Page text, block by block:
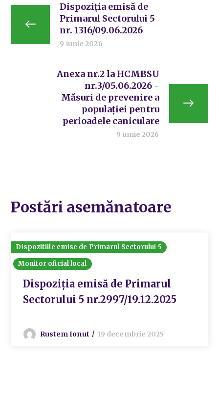
Dispoziția emisă de
Primarul Sectorului 5
nr. 1316/09.06.2026
9 iunie 2026
Anexa nr.2 la HCMBSU
nr.3/05.06.2026 -
Măsuri de prevenire a
populației pentru
perioadele caniculare
9 iunie 2026
Postări asemănatoare
Dispozitiile emise de Primarul Sectorului 5
Monitor oficial local
Dispoziția emisă de Primarul
Sectorului 5 nr.2997/19.12.2025
Rustem Ionut 19 decembrie 2025